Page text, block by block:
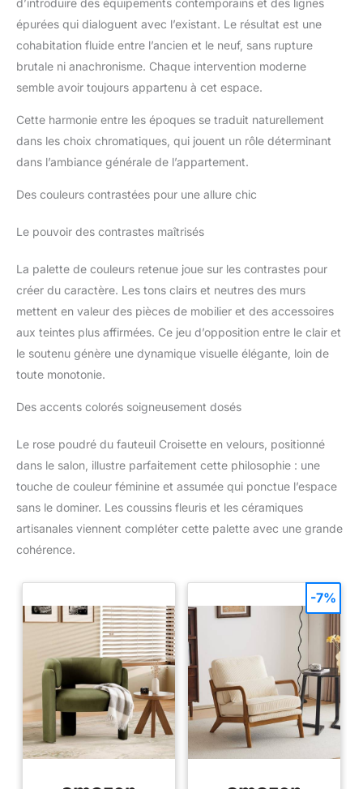
épurées qui dialoguent avec l’existant. Le résultat est une
cohabitation fluide entre l’ancien et le neuf, sans rupture
brutale ni anachronisme. Chaque intervention moderne
semble avoir toujours appartenu à cet espace.
Cette harmonie entre les époques se traduit naturellement
dans les choix chromatiques, qui jouent un rôle déterminant
dans l’ambiance générale de l’appartement.
Des couleurs contrastées pour une allure chic
Le pouvoir des contrastes maîtrisés
La palette de couleurs retenue joue sur les contrastes pour
créer du caractère. Les tons clairs et neutres des murs
mettent en valeur des pièces de mobilier et des accessoires
aux teintes plus affirmées. Ce jeu d’opposition entre le clair et
le soutenu génère une dynamique visuelle élégante, loin de
toute monotonie.
Des accents colorés soigneusement dosés
Le rose poudré du fauteuil Croisette en velours, positionné
dans le salon, illustre parfaitement cette philosophie : une
touche de couleur féminine et assumée qui ponctue l’espace
sans le dominer. Les coussins fleuris et les céramiques
artisanales viennent compléter cette palette avec une grande
cohérence.
-7%